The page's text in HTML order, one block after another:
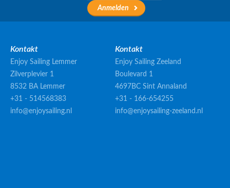
Kontakt
Enjoy Sailing Lemmer
Zilverplevier 1
8532 BA Lemmer
+31 - 514568383
info@enjoysailing.nl
Kontakt
Enjoy Sailing Zeeland
Boulevard 1
4697BC Sint Annaland
+31 - 166-654255
info@enjoysailing-zeeland.nl